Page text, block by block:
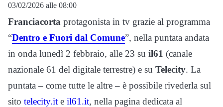
03/02/2026 alle 08:00
Franciacorta protagonista in tv grazie al programma
“Dentro e Fuori dal Comune”, nella puntata andata
in onda lunedì 2 febbraio, alle 23 su il61 (canale
nazionale 61 del digitale terrestre) e su Telecity. La
puntata – come tutte le altre – è possibile rivederla sul
sito telecity.it e il61.it, nella pagina dedicata al